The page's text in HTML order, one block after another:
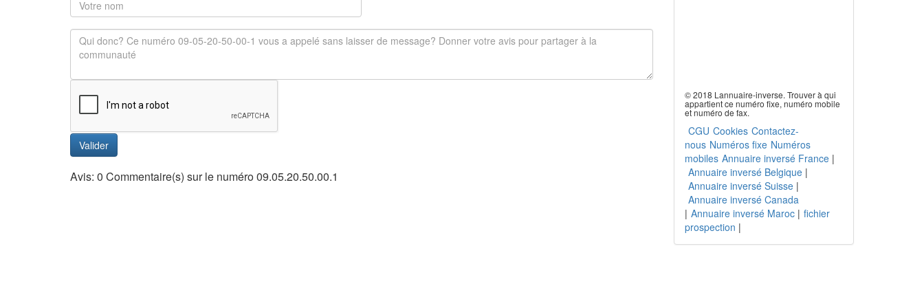
Valider
Avis: 0 Commentaire(s) sur le numéro 09.05.20.50.00.1
© 2018 Lannuaire-inverse. Trouver à qui
appartient ce numéro fixe, numéro mobile
et numéro de fax.
CGU Cookies Contactez-
nous Numéros fixe Numéros
mobiles Annuaire inversé France|
Annuaire inversé Belgique|
Annuaire inversé Suisse|
Annuaire inversé Canada
| Annuaire inversé Maroc| fichier
prospection |